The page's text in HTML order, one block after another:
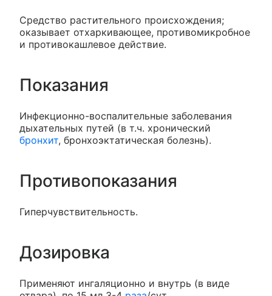
Средство растительного происхождения;
оказывает отхаркивающее, противомикробное
и противокашлевое действие.
Показания
Инфекционно-воспалительные заболевания
дыхательных путей (в т.ч. хронический
бронхит, бронхоэктатическая болезнь).
Противопоказания
Гиперчувствительность.
Дозировка
Применяют ингаляционно и внутрь (в виде